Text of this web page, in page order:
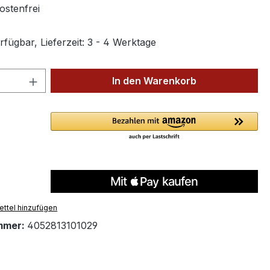
Lieferzeit: 3 - 4 Werktage
Anzahl: Gib den gewünschten Wert
In den Warenkorb
hinzufügen
4052813101029